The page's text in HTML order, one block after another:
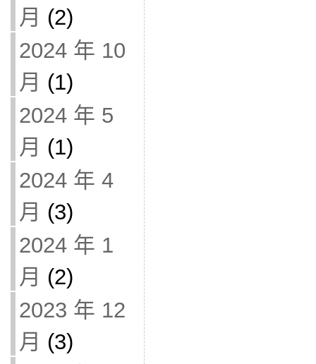
月 (2)
2024 年 10
月 (1)
2024 年 5
月 (1)
2024 年 4
月 (3)
2024 年 1
月 (2)
2023 年 12
月 (3)